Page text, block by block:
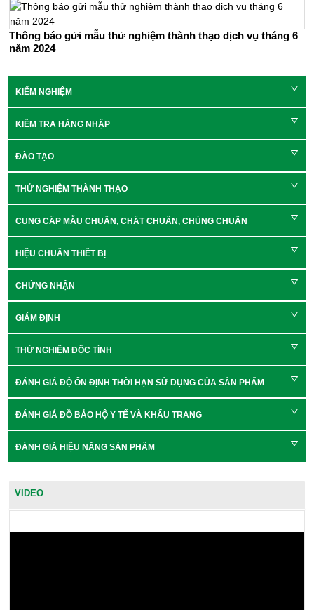
Thông báo gửi mẫu thử nghiệm thành thạo dịch vụ tháng 6
năm 2024
KIỂM NGHIỆM
KIỂM TRA HÀNG NHẬP
ĐÀO TẠO
THỬ NGHIỆM THÀNH THẠO
CUNG CẤP MẪU CHUẨN, CHẤT CHUẨN, CHỦNG CHUẨN
HIỆU CHUẨN THIẾT BỊ
CHỨNG NHẬN
GIÁM ĐỊNH
THỬ NGHIỆM ĐỘC TÍNH
ĐÁNH GIÁ ĐỘ ỔN ĐỊNH THỜI HẠN SỬ DỤNG CỦA SẢN PHẨM
ĐÁNH GIÁ ĐỒ BẢO HỘ Y TẾ VÀ KHẨU TRANG
ĐÁNH GIÁ HIỆU NĂNG SẢN PHẨM
VIDEO